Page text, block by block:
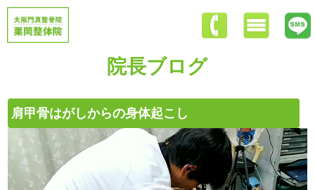
院長ブログ
肩甲骨はがしからの身体起こし
レ